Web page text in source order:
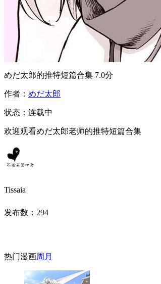
めだ太郎的推特短篇合集 7.0分
作者： めだ太郎
状态： 连载中
欢迎观看めだ太郎老师的推特短篇合集
Tissaia
发布数： 294
热门漫画周 月